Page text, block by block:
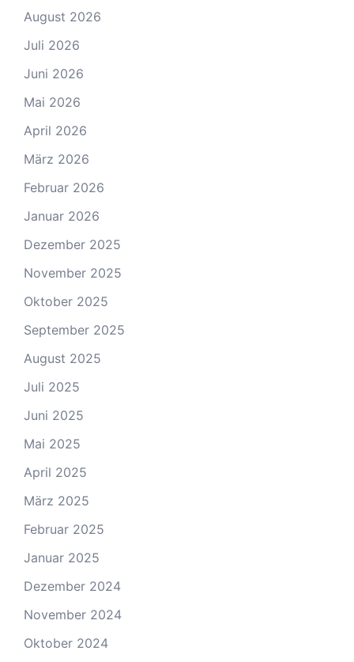
August 2026
Juli 2026
Juni 2026
Mai 2026
April 2026
März 2026
Februar 2026
Januar 2026
Dezember 2025
November 2025
Oktober 2025
September 2025
August 2025
Juli 2025
Juni 2025
Mai 2025
April 2025
März 2025
Februar 2025
Januar 2025
Dezember 2024
November 2024
Oktober 2024